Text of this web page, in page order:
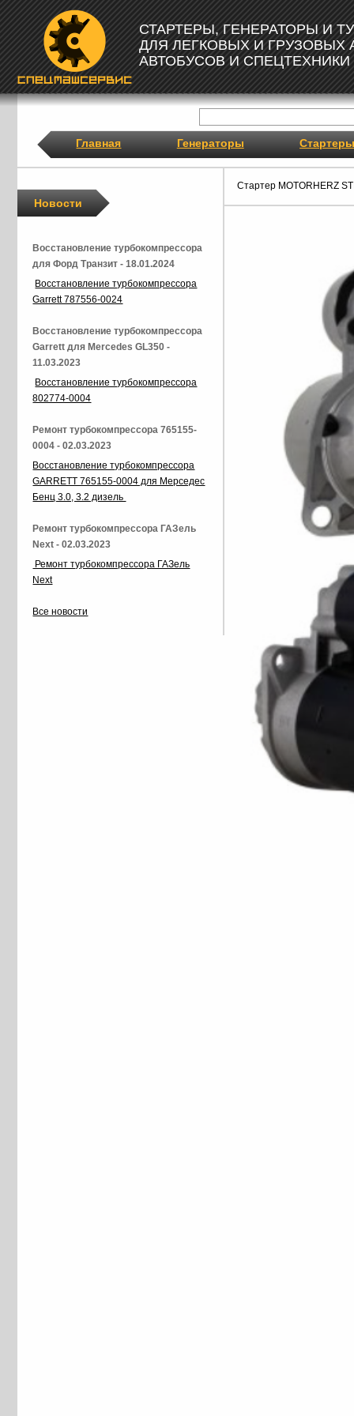
СТАРТЕРЫ, ГЕНЕРАТОРЫ И
ДЛЯ ЛЕГКОВЫХ И ГРУЗОВЫХ
АВТОБУСОВ И СПЕЦТЕХНИКИ
Главная Генераторы Стартеры
Стартер MOTORHERZ
Новости
Восстановление турбокомпрессора
для Форд Транзит - 18.01.2024
Восстановление турбокомпрессора
Garrett 787556-0024
Восстановление турбокомпрессора
Garrett для Mercedes GL350 -
11.03.2023
Восстановление турбокомпрессора
802774-0004
Ремонт турбокомпрессора 765155-
0004 - 02.03.2023
Восстановление турбокомпрессора
GARRETT 765155-0004 для Мерседес
Бенц 3.0, 3.2 дизель
Ремонт турбокомпрессора ГАЗель
Next - 02.03.2023
Ремонт турбокомпрессора ГАЗель
Next
Все новости